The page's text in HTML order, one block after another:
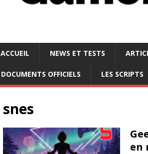
ACCUEIL NEWS ET TESTS
DOCUMENTS OFFICIELS LES SCRIPTS
snes
en